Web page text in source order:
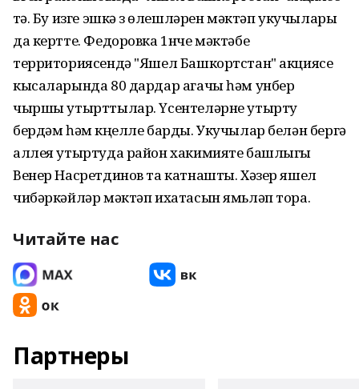
үтә. Бу изге эшкә үз өлешләрен мәктәп укучылары
да кертте. Федоровка 1нче мәктәбе
территориясендә "Яшел Башкортстан" акциясе
кысаларында 80 дардар агачы һәм унбер
чыршы утырттылар. Үсентеләрне утырту
бердәм һәм күңелле барды. Укучылар белән бергә
аллея утыртуда район хакимияте башлыгы
Венер Насретдинов та катнашты. Хәзер яшел
чибәркәйләр мәктәп ихатасын ямьләп тора.
Читайте нас
Партнеры